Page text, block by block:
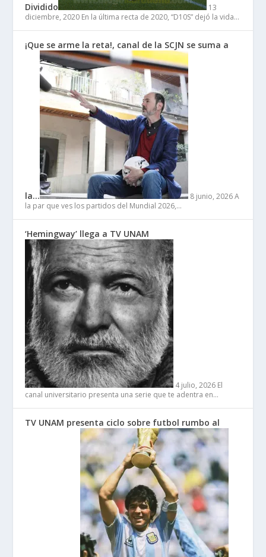
Dividido
13
diciembre, 2020 En la última recta de 2020, “D10S” dejó la vida…
¡Que se arme la reta!, canal de la SCJN se suma a
la… 8 junio, 2026 A
la par que ves los partidos del Mundial 2026,…
‘Hemingway’ llega a TV UNAM
4 julio, 2026 El
canal universitario presenta una serie que te adentra en…
TV UNAM presenta ciclo sobre futbol rumbo al